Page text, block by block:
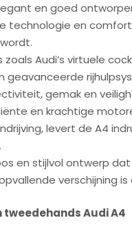
en goed
technologie en
Audi’s virtuele
gemak en
en krachtige
levert de A4
en stijlvol ontwerp
verschijning is
Audi A4